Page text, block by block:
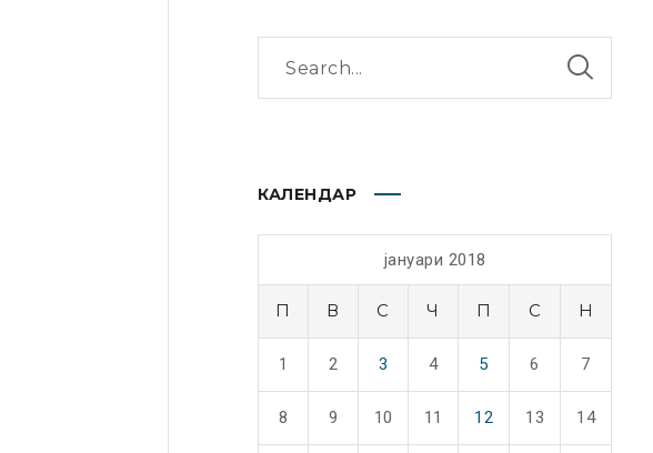
КАЛЕНДАР
јануари 2018
П В С Ч П С Н
1 2 3 4 5 6 7
8 9 10 11 12 13 14